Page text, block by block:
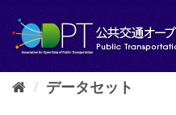
し
データセット